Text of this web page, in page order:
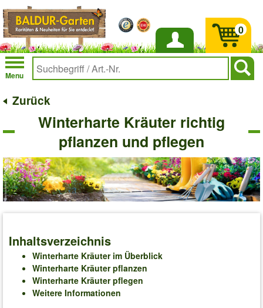
Anmelden
Menu
0
Zurück
Winterharte Kräuter richtig
pflanzen und pflegen
Inhaltsverzeichnis
Winterharte Kräuter im Überblick
Winterharte Kräuter pflanzen
Winterharte Kräuter pflegen
Weitere Informationen